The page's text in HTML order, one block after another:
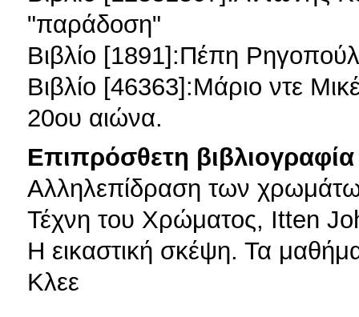
"παράδοση"
Βιβλίο [1891]:Πέπη
Βιβλίο [46363]:Μάριο ντε
20ου αιώνα.
Επιπρόσθετη βιβλιογραφία
Αλληλεπίδραση των
Τέχνη του Χρώματος, Itten
H εικαστική σκέψη. Τα
Κλεε